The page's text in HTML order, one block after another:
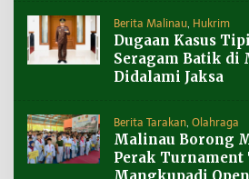
Berita Malinau Hukrim
Dugaan Kasus
Seragam Batik di
Didalami Jaksa
Berita Tarakan Olahraga
Malinau Borong
Perak Turnament